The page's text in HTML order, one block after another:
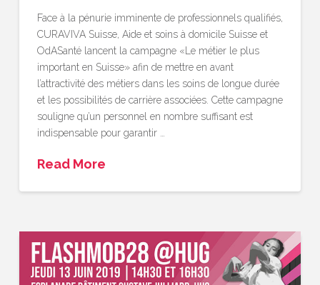
Face à la pénurie imminente de professionnels qualifiés,
CURAVIVA Suisse, Aide et soins à domicile Suisse et
OdASanté lancent la campagne «Le métier le plus
important en Suisse» afin de mettre en avant
l’attractivité des métiers dans les soins de longue durée
et les possibilités de carrière associées. Cette campagne
souligne qu’un personnel en nombre suffisant est
indispensable pour garantir …
Read More